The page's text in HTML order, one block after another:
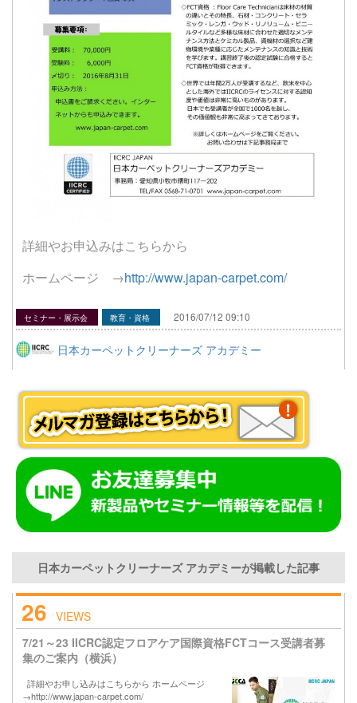
詳細やお申込みはこちらから
ホームページ →http://www.japan-carpet.com/
セミナー・展示会 教育・資格 2016/07/12 09:10
日本カーペットクリーナーズ アカデミー
日本カーペットクリーナーズ アカデミーが掲載した記事
26 VIEWS
7/21～23 IICRC認定フロアケア国際資格FCTコース受講者募
集のご案内（横浜）
詳細やお申し込みはこちらから ホームページ
→http://www.japan-carpet.com/